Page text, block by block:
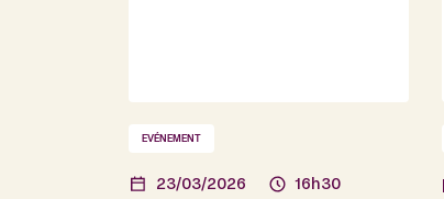
EVÉNEMENT
23/03/2026 16h30